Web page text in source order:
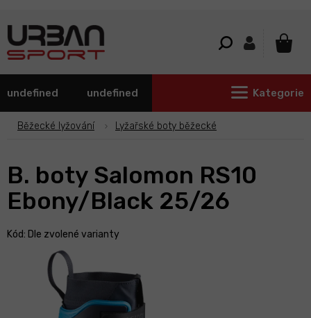
undefined undefined Kategorie
Běžecké lyžování Lyžařské boty běžecké
B. boty Salomon RS10
Ebony/Black 25/26
Kód: Dle zvolené varianty